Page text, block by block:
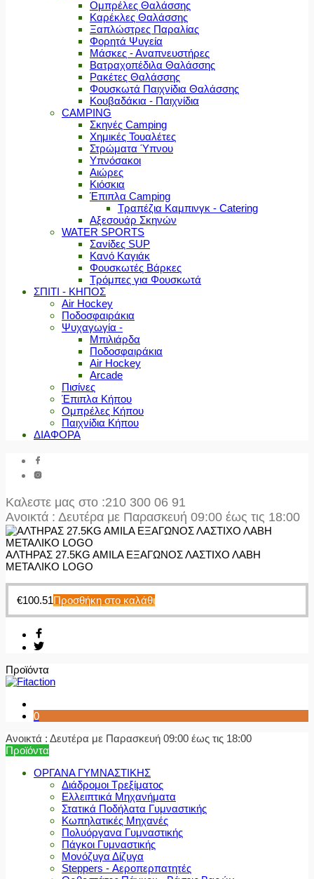
Ομπρέλες Θαλάσσης
Καρέκλες Θαλάσσης
Ξαπλώστρες Παραλίας
Φορητά Ψυγεία
Μάσκες - Αναπνευστήρες
Βατραχοπέδιλα Θαλάσσης
Ρακέτες Θαλάσσης
Φουσκωτά Παιχνίδια Θαλάσσης
Κουβαδάκια - Παιχνίδια
CAMPING
Σκηνές Camping
Χημικές Τουαλέτες
Στρώματα Ύπνου
Υπνόσακοι
Αιώρες
Κιόσκια
Έπιπλα Camping
Τραπέζια Καμπινγκ - Catering
Αξεσουάρ Σκηνών
WATER SPORTS
Σανίδες SUP
Κανό Καγιάκ
Φουσκωτές Βάρκες
Τρόμπες για Φουσκωτά
ΣΠΙΤΙ - ΚΗΠΟΣ
Air Hockey
Ποδοσφαιράκια
Ψυχαγωγία -
Μπιλιάρδα
Ποδοσφαιράκια
Air Hockey
Arcade
Πισίνες
Έπιπλα Κήπου
Ομπρέλες Κήπου
Παιχνίδια Κήπου
ΔΙΑΦΟΡΑ
Καλεστε μας στο :210 300 06 91
Ανοικτά : Δευτέρα με Παρασκευή 09:00 έως τις 18:00
ΑΛΤΗΡΑΣ 27.5KG AMILA ΕΞΑΓΩΝΟΣ ΛΑΣΤΙΧΟ ΛΑΒΗ
ΜΕΤΑΛΙΚΟ LOGO
€100.51Προσθήκη στο καλάθι
Προϊόντα
0
Ανοικτά : Δευτέρα με Παρασκευή 09:00 έως τις 18:00
Προϊόντα
ΟΡΓΑΝΑ ΓΥΜΝΑΣΤΙΚΗΣ
Διάδρομοι Τρεξίματος
Ελλειπτικά Μηχανήματα
Στατικά Ποδήλατα Γυμναστικής
Κωπηλατικές Μηχανές
Πολυόργανα Γυμναστικής
Πάγκοι Γυμναστικής
Μονόζυγα Δίζυγα
Steppers - Αεροπερπατητές